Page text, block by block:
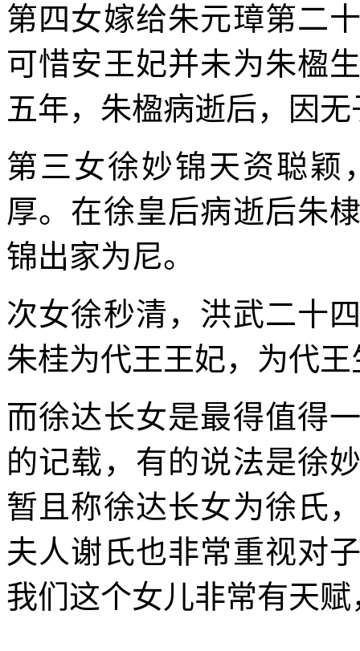
第四女嫁给朱元璋第二
可惜安王妃并未为朱楹
五年，朱楹病逝后，因
第三女徐妙锦天资聪颖
厚。在徐皇后病逝后朱
锦出家为尼。
次女徐秒清，洪武二十
朱桂为代王王妃，为代
而徐达长女是最得值得
的记载，有的说法是徐
暂且称徐达长女为徐氏
夫人谢氏也非常重视对
我们这个女儿非常有天